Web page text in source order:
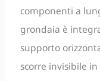
componenti a
grondaia è
supporto
scorre invisibile